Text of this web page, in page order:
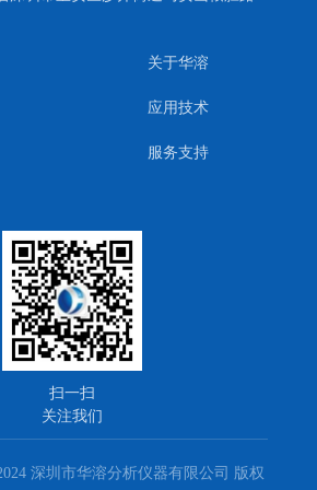
关于华溶
应用技术
服务支持
扫一扫
关注我们
深圳市华溶分析仪器有限公司 版权